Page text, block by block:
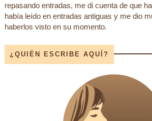
repasando entradas, me di cuenta de que
había leído en entradas antiguas y me dio
haberlos visto en su momento.
¿QUIÉN ESCRIBE AQUÍ?